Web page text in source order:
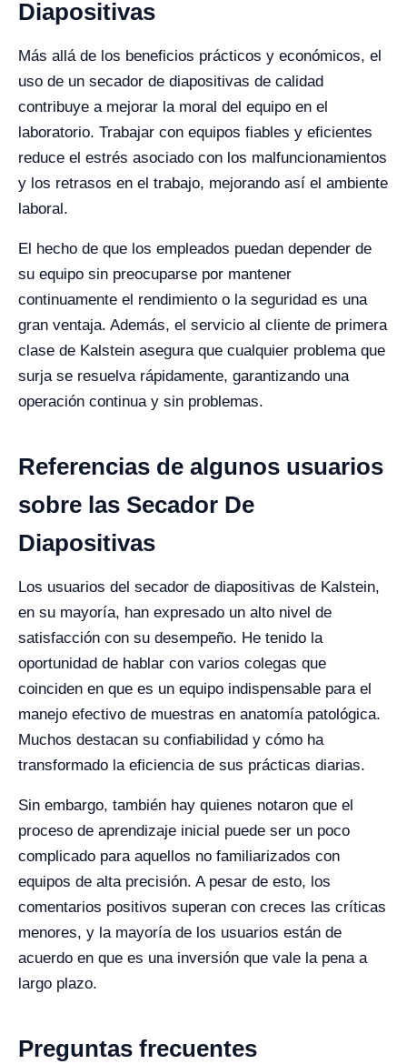
Diapositivas
Más allá de los beneficios prácticos y económicos, el
uso de un secador de diapositivas de calidad
contribuye a mejorar la moral del equipo en el
laboratorio. Trabajar con equipos fiables y eficientes
reduce el estrés asociado con los malfuncionamientos
y los retrasos en el trabajo, mejorando así el ambiente
laboral.
El hecho de que los empleados puedan depender de
su equipo sin preocuparse por mantener
continuamente el rendimiento o la seguridad es una
gran ventaja. Además, el servicio al cliente de primera
clase de Kalstein asegura que cualquier problema que
surja se resuelva rápidamente, garantizando una
operación continua y sin problemas.
Referencias de algunos usuarios
sobre las Secador De
Diapositivas
Los usuarios del secador de diapositivas de Kalstein,
en su mayoría, han expresado un alto nivel de
satisfacción con su desempeño. He tenido la
oportunidad de hablar con varios colegas que
coinciden en que es un equipo indispensable para el
manejo efectivo de muestras en anatomía patológica.
Muchos destacan su confiabilidad y cómo ha
transformado la eficiencia de sus prácticas diarias.
Sin embargo, también hay quienes notaron que el
proceso de aprendizaje inicial puede ser un poco
complicado para aquellos no familiarizados con
equipos de alta precisión. A pesar de esto, los
comentarios positivos superan con creces las críticas
menores, y la mayoría de los usuarios están de
acuerdo en que es una inversión que vale la pena a
largo plazo.
Preguntas frecuentes